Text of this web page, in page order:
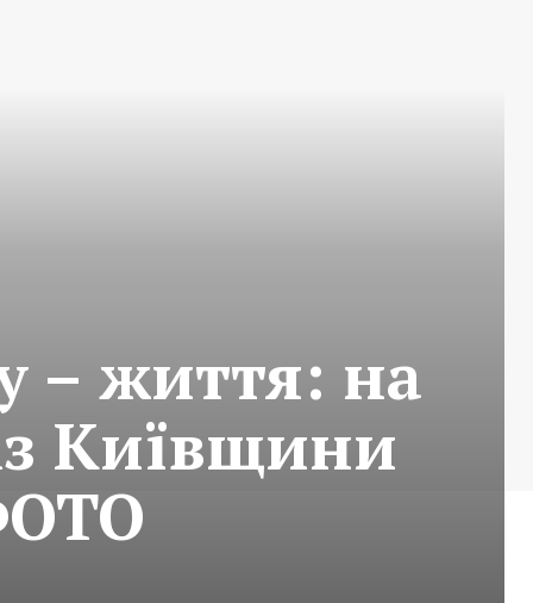
– життя: на
Київщини